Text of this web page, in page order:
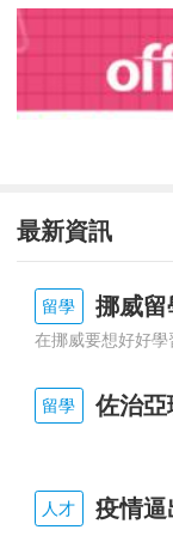
7[單選
A.獨家
擇一家中間商
8[多選題]
A.在培訓
B.在企業
D.在員工
最新資訊
留學 挪威留
留學 佐治亞
人才 疫情逼